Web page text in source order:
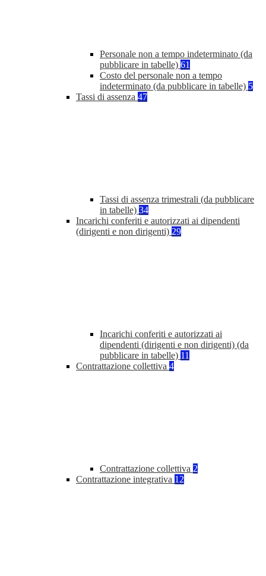
Personale non a tempo indeterminato (da
pubblicare in tabelle) 61
Costo del personale non a tempo
indeterminato (da pubblicare in tabelle) 5
Tassi di assenza 47
Tassi di assenza trimestrali (da pubblicare
in tabelle) 34
Incarichi conferiti e autorizzati ai dipendenti
(dirigenti e non dirigenti) 29
Incarichi conferiti e autorizzati ai
dipendenti (dirigenti e non dirigenti) (da
pubblicare in tabelle) 11
Contrattazione collettiva 4
Contrattazione collettiva 2
Contrattazione integrativa 12